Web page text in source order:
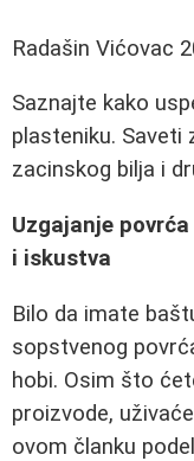
Radašin Vićovac
Saznajte kako
plasteniku. Saveti
zacinskog bilja i
Uzgajanje
i iskustva
Bilo da imate
sopstvenog
hobi. Osim što
proizvode,
ovom članku